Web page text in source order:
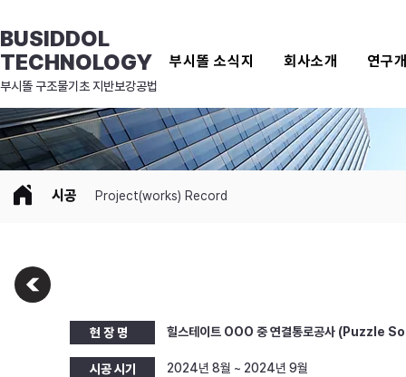
BUSIDDOL
TECHNOLOGY
부시똘 소식지 회사소개 연구
​부시똘 구조물기초 지반보강공법
시공 Project(works) Record
현 장 명 힐스테이트 OOO 중 연결통로공사 (Puzzle
시공 시기 2024년 8월 ~ 2024년 9월